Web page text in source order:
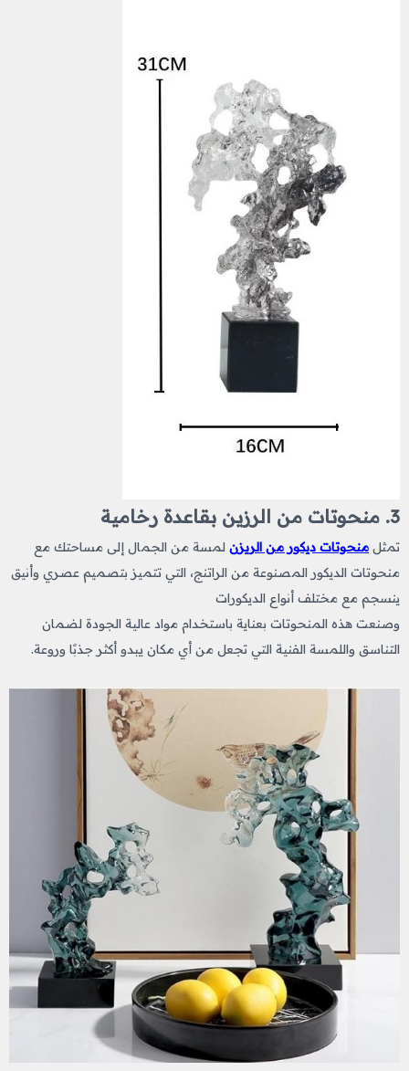
3. منحوتات من الرزين بقاعدة رخامية
تمثل منحوتات ديكور من الريزن لمسة من الجمال إلى مساحتك مع
منحوتات الديكور المصنوعة من الراتنج، التي تتميز بتصميم عصري وأنيق
ينسجم مع مختلف أنواع الديكورات
وصنعت هذه المنحوتات بعناية باستخدام مواد عالية الجودة لضمان
التناسق واللمسة الفنية التي تجعل من أي مكان يبدو أكثر جذبًا وروعة.